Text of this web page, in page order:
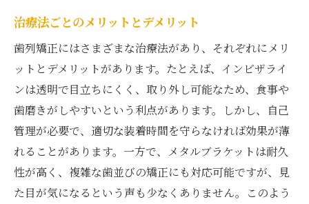
治療法ごとのメリットとデメリット
歯列矯正にはさまざまな治療法があり、それぞれにメリ
ットとデメリットがあります。たとえば、インビザライ
ンは透明で目立ちにくく、取り外し可能なため、食事や
歯磨きがしやすいという利点があります。しかし、自己
管理が必要で、適切な装着時間を守らなければ効果が薄
れることがあります。一方で、メタルブラケットは耐久
性が高く、複雑な歯並びの矯正にも対応可能ですが、見
た目が気になるという声も少なくありません。このよう